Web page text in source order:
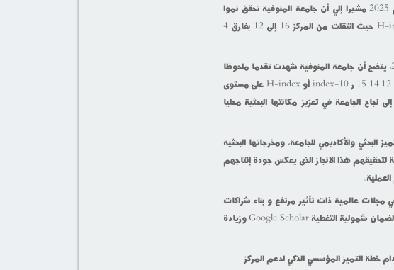
الجامعات المصرية في تصنيف AD Scientific Index لعام 2025 مشيرا إلي أن جامعة المنوفية تحقق نموا
متسارعا في كافة المؤشرات مما يعكس طفرة بحثية H-index حيث انتقلت من المركز 16 إلى 12 بفارق 4
وأوضح القاصد أنه من خلال تحليل بيانات عام 2024 و 2025، يتضح أن جامعة المنوفية شهدت تقدما ملحوظا
في ترتيبها البحثي و الاستشهادات كما أن اختلاف ترتيبها بين 12 14 15 ر index-10 أو H-index على مستوى
الجامعة في تعزيز مكانتها البحثية محليا
البحثي والأكاديمي للجامعة، ومخرجاتها البحثية
لتحقيقهم هذا الانجاز الذى يعكس جودة إنتاجهم
مجلات عالمية ذات تأثير مرتفع و بناء شراكات
بحثية دولية جديدة لتعزيز التعاون والنشر المشترك للباحثين لضمان شمولية التغطية Google Scholar وزيادة
خطة التميز المؤسسي الذكي لدعم المركز